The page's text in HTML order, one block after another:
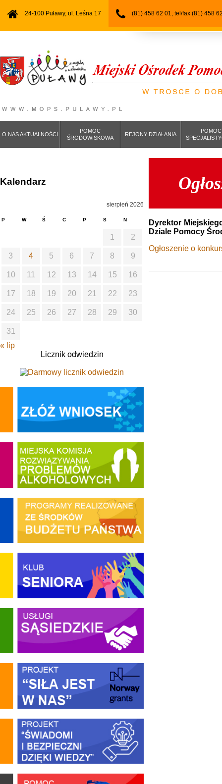
24-100 Puławy, ul. Leśna 17 (81) 458 62 01, tel/fax (81) 458
O NAS AKTUALNOŚCI
POMOC
ŚRODOWISKOWA
REJONY DZIAŁANIA
POMOC
Dyrektor
Dziale Pomocy
Ogłoszenie o
Kalendarz
sierpień 2026
P W Ś C P S N
1 2
3 4 5 6 7 8 9
10 11 12 13 14 15 16
17 18 19 20 21 22 23
24 25 26 27 28 29 30
31
« lip
Licznik odwiedzin